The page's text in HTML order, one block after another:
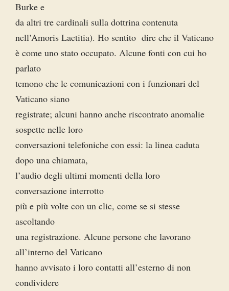
Burke e
da altri tre cardinali sulla dottrina contenuta
nell’Amoris Laetitia). Ho sentito dire che il Vaticano
è come uno stato occupato. Alcune fonti con cui ho
parlato
temono che le comunicazioni con i funzionari del
Vaticano siano
registrate; alcuni hanno anche riscontrato anomalie
sospette nelle loro
conversazioni telefoniche con essi: la linea caduta
dopo una chiamata,
l’audio degli ultimi momenti della loro
conversazione interrotto
più e più volte con un clic, come se si stesse
ascoltando
una registrazione. Alcune persone che lavorano
all’interno del Vaticano
hanno avvisato i loro contatti all’esterno di non
condividere